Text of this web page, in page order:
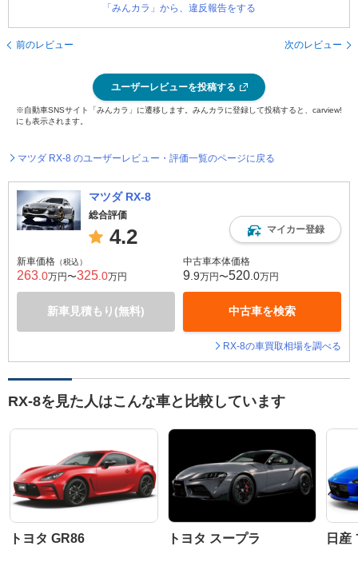
「みんカラ」から、違反報告をする
前のレビュー 次のレビュー
ユーザーレビューを投稿する
※自動車SNSサイト「みんカラ」に遷移します。みんカラに登録して投稿すると、carview!
にも表示されます。
マツダ RX-8 のユーザーレビュー・評価一覧のページに戻る
マツダ RX-8
総合評価
4.2 マイカー登録
新車価格 （税込）
263 .0万円〜325 .0万円
新車見積もり(無料)
中古車本体価格
9 .9万円〜520 .0万円
中古車を検索
RX-8の車買取相場を調べる
RX-8を見た人はこんな車と比較しています
トヨタ GR86 トヨタ スープラ 日産